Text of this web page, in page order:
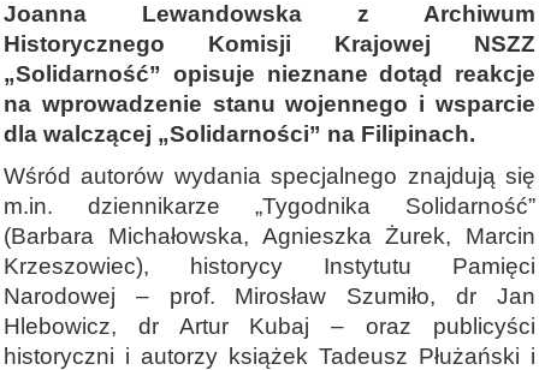
Joanna Lewandowska z Archiwum
Historycznego Komisji Krajowej NSZZ
„Solidarność” opisuje nieznane dotąd reakcje
na wprowadzenie stanu wojennego i wsparcie
dla walczącej „Solidarności” na Filipinach.
Wśród autorów wydania specjalnego znajdują się
m.in. dziennikarze „Tygodnika Solidarność”
(Barbara Michałowska, Agnieszka Żurek, Marcin
Krzeszowiec), historycy Instytutu Pamięci
Narodowej – prof. Mirosław Szumiło, dr Jan
Hlebowicz, dr Artur Kubaj – oraz publicyści
historyczni i autorzy książek Tadeusz Płużański i